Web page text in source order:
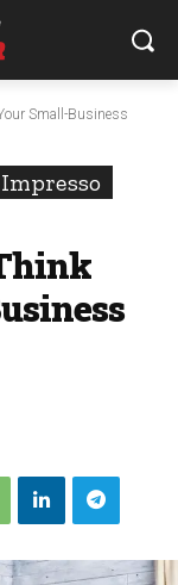
Small-Business
Impresso